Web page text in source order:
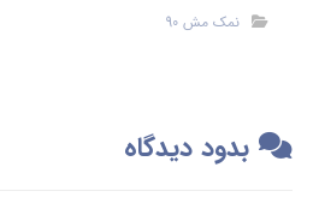
نمک مش 90
بدود دیدگاه